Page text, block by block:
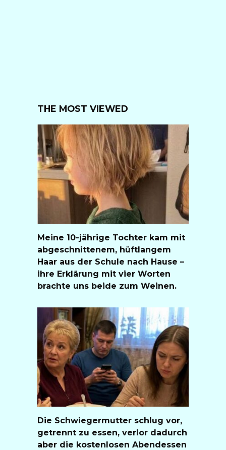
THE MOST VIEWED
Meine 10-jährige Tochter kam mit
abgeschnittenem, hüftlangem
Haar aus der Schule nach Hause –
ihre Erklärung mit vier Worten
brachte uns beide zum Weinen.
Die Schwiegermutter schlug vor,
getrennt zu essen, verlor dadurch
aber die kostenlosen Abendessen